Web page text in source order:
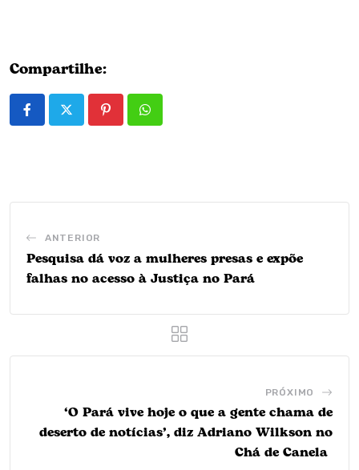
Compartilhe:
PinterestWhatsapp
ANTERIOR
Pesquisa dá voz a mulheres presas e expõe
falhas no acesso à Justiça no Pará
PRÓXIMO
‘O Pará vive hoje o que a gente chama de
deserto de notícias’, diz Adriano Wilkson no
Chá de Canela